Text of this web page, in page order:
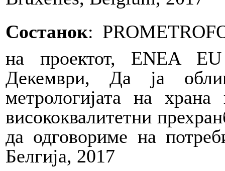
Состанок:
на проектот, ENEA
Декември, Да ја
метрологијата на
висококвалитетни
да одговориме на
Белгија, 2017